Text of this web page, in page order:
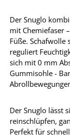
Der Snuglo
mit Chemiefaser
Füße.
reguliert
sich mit 0 mm
Gummisohle -
Der Snuglo lässt
reinschlüpfen,
Perfekt für